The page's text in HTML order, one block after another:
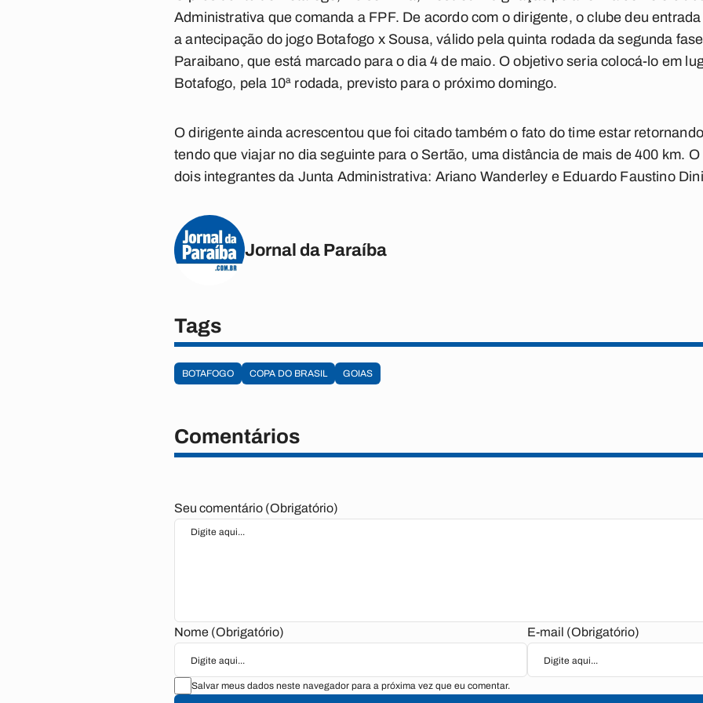
Administrativa que comanda a FPF. De acordo com o dirigente, o clube deu
a antecipação do jogo Botafogo x Sousa, válido pela quinta rodada da segunda
Paraibano, que está marcado para o dia 4 de maio. O objetivo seria colocá-lo em
Botafogo, pela 10ª rodada, previsto para o próximo domingo.
O dirigente ainda acrescentou que foi citado também o fato do time estar
tendo que viajar no dia seguinte para o Sertão, uma distância de mais de 400 km.
dois integrantes da Junta Administrativa: Ariano Wanderley e Eduardo Faustino
Jornal da Paraíba
Tags
BOTAFOGO COPA DO BRASIL GOIAS
Comentários
Seu comentário (Obrigatório)
Nome (Obrigatório) E-mail (Obrigatório)
Salvar meus dados neste navegador para a próxima vez que eu comentar.